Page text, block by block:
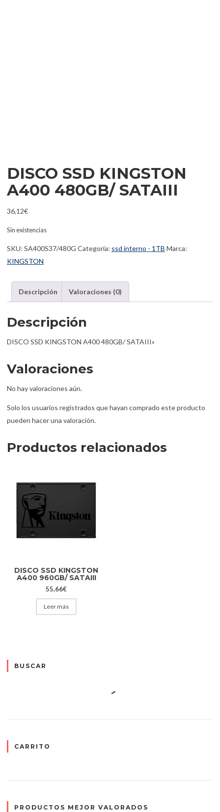
DISCO SSD KINGSTON
A400 480GB/ SATAIII
36,12€
Sin existencias
SKU: SA400S37/480G Categoría: ssd interno - 1TB Marca:
KINGSTON
Descripción Valoraciones (0)
Descripción
DISCO SSD KINGSTON A400 480GB/ SATAIII»
Valoraciones
No hay valoraciones aún.
Solo los usuarios registrados que hayan comprado este producto
pueden hacer una valoración.
Productos relacionados
DISCO SSD KINGSTON
A400 960GB/ SATAIII
55,66€
Leer más
BUSCAR
CARRITO
PRODUCTOS MEJOR VALORADOS